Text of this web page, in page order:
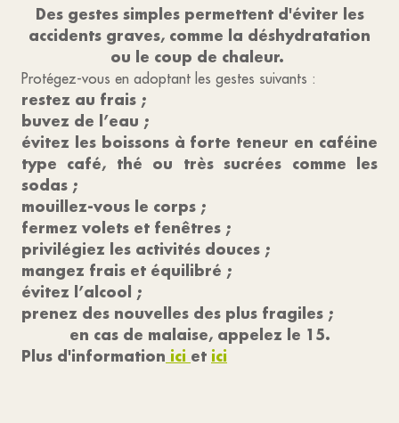
Des gestes simples permettent d'éviter les
accidents graves, comme la déshydratation
ou le coup de chaleur.
Protégez-vous en adoptant les gestes suivants :
restez au frais ;
buvez de l’eau ;
évitez les boissons à forte teneur en caféine
type café, thé ou très sucrées comme les
sodas ;
mouillez-vous le corps ;
fermez volets et fenêtres ;
privilégiez les activités douces ;
mangez frais et équilibré ;
évitez l’alcool ;
prenez des nouvelles des plus fragiles ;
en cas de malaise, appelez le 15.
Plus d'information ici et ici